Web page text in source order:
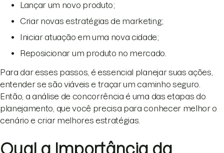
Lançar um novo produto;
Criar novas estratégias de marketing;
Iniciar atuação em uma nova cidade;
Reposicionar um produto no mercado.
Para dar esses passos, é essencial planejar suas ações,
entender se são viáveis e traçar um caminho seguro.
Então, a análise de concorrência é uma das etapas do
planejamento, que você precisa para conhecer melhor o
cenário e criar melhores estratégias.
Qual a Importância da